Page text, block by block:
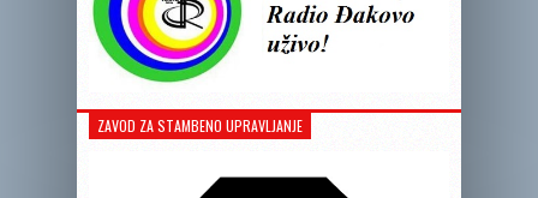
ZAVOD ZA STAMBENO UPRAVLJANJE